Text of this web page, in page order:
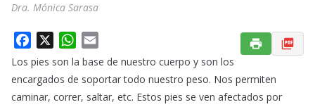
Dra. Mónica Sarasa
a
c
e
W
h
a
m
a
i
Los pies son la base de nuestro cuerpo y son los
encargados de soportar todo nuestro peso. Nos permiten
caminar, correr, saltar, etc. Estos pies se ven afectados por